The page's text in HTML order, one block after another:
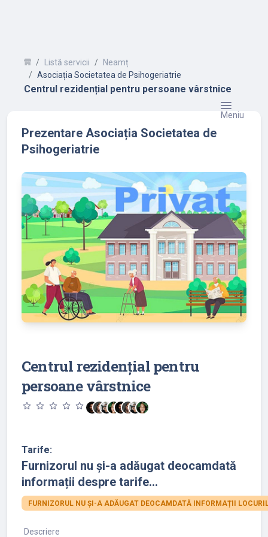
Listă servicii
Neamț
Asociația Societatea de Psihogeriatrie
Centrul rezidențial pentru persoane vârstnice
Meniu
Prezentare Asociația Societatea de
Psihogeriatrie
Centrul rezidențial pentru
persoane vârstnice
star_outline star_outline star_outline star_outline star_outline
Tarife:
Furnizorul nu și-a adăugat deocamdată
informații despre tarife...
FURNIZORUL NU ȘI-A ADĂUGAT DEOCAMDATĂ INFORMAȚII
Descriere